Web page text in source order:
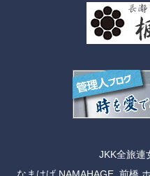
JKK全旅連